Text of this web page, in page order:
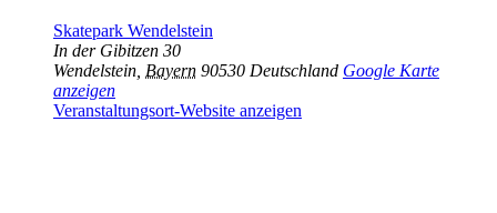
Skatepark Wendelstein
In der Gibitzen 30
Wendelstein Bayern 90530 Deutschland Google Karte
anzeigen
Veranstaltungsort-Website anzeigen